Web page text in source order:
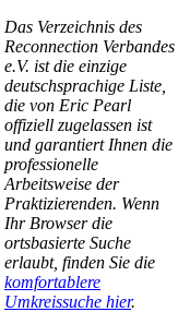
Das Verzeichnis des
Reconnection Verbandes
e.V. ist die einzige
deutschsprachige Liste,
die von Eric Pearl
offiziell zugelassen ist
und garantiert Ihnen die
professionelle
Arbeitsweise der
Praktizierenden. Wenn
Ihr Browser die
ortsbasierte Suche
erlaubt, finden Sie die
komfortablere
Umkreissuche hier.